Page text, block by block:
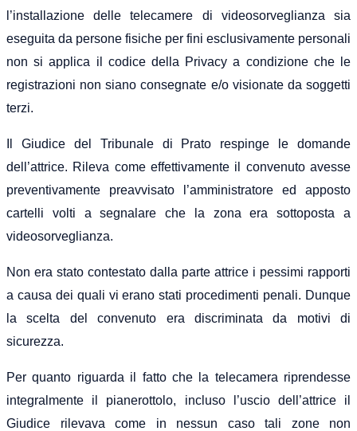
l’installazione delle telecamere di videosorveglianza sia
eseguita da persone fisiche per fini esclusivamente personali
non si applica il codice della Privacy a condizione che le
registrazioni non siano consegnate e/o visionate da soggetti
terzi.
Il Giudice del Tribunale di Prato respinge le domande
dell’attrice. Rileva come effettivamente il convenuto avesse
preventivamente preavvisato l’amministratore ed apposto
cartelli volti a segnalare che la zona era sottoposta a
videosorveglianza.
Non era stato contestato dalla parte attrice i pessimi rapporti
a causa dei quali vi erano stati procedimenti penali. Dunque
la scelta del convenuto era discriminata da motivi di
sicurezza.
Per quanto riguarda il fatto che la telecamera riprendesse
integralmente il pianerottolo, incluso l’uscio dell’attrice il
Giudice rilevava come in nessun caso tali zone non